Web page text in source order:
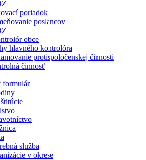
poriadok
poslancov
obce
hlavného kontrolóra
protispoločenskej činnosti
činnosť
formulár
služba
v okrese